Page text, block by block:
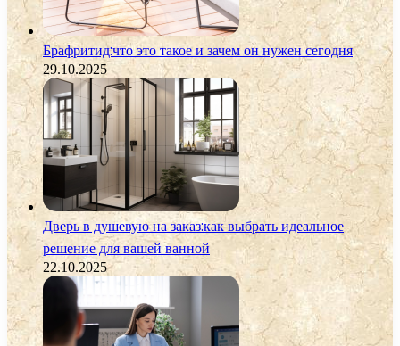
Брафритид:что это такое и зачем он нужен сегодня
29.10.2025
Дверь в душевую на заказ:как выбрать идеальное
решение для вашей ванной
22.10.2025